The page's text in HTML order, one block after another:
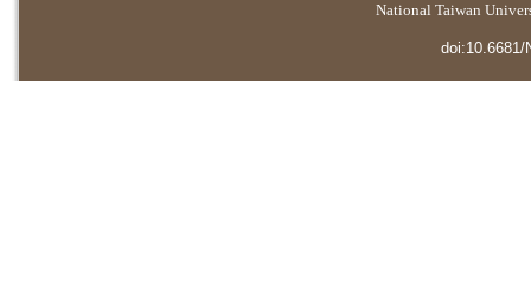
National Taiwan
doi:10.6681/